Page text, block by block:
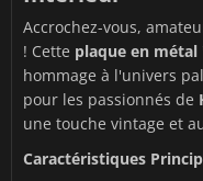
Accrochez-vous,
! Cette plaque en métal
hommage à l'univers
pour les passionnés de
une touche vintage et
Caractéristiques